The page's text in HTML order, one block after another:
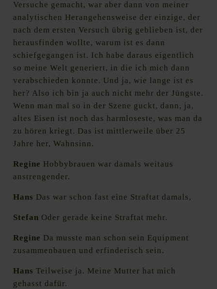
Versuche gemacht, war aber dann von meiner
analytischen Herangehensweise der einzige, der
nach dem ersten Versuch übrig geblieben ist, der
herausfinden wollte, warum ist es dann
schiefgegangen ist. Ich habe daraus eigentlich
so meine Welt generiert, in die ich mich dann
verabschieden konnte. Und ja, wie lange ist es
her? Also ich bin ja auch nicht mehr der Jüngste.
Wenn man mal so in der Szene guckt, dann, ja,
altes Eisen ist noch das harmloseste, was man da
zu hören kriegt. Das ist mittlerweile über 25
Jahre her, Wahnsinn.
Regine Hobbybrauen war damals weitaus
anstrengender.
Hans Das war schon fast eine Straftat damals,
Stefan Oder gerade keine Straftat mehr.
Regine Da musste man schon sein Equipment
zusammenbauen und erfinderisch sein.
Hans Teilweise ja. Meine Mutter hat mich
gehasst dafür.